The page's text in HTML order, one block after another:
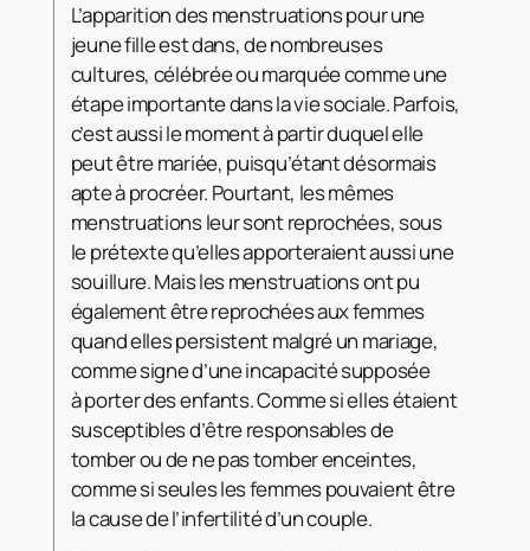
L’apparition des menstruations pour une
jeune fille est dans, de nombreuses
cultures, célébrée ou marquée comme une
étape importante dans la vie sociale. Parfois,
c’est aussi le moment à partir duquel elle
peut être mariée, puisqu’étant désormais
apte à procréer. Pourtant, les mêmes
menstruations leur sont reprochées, sous
le prétexte qu’elles apporteraient aussi une
souillure. Mais les menstruations ont pu
également être reprochées aux femmes
quand elles persistent malgré un mariage,
comme signe d’une incapacité supposée
à porter des enfants. Comme si elles étaient
susceptibles d’être responsables de
tomber ou de ne pas tomber enceintes,
comme si seules les femmes pouvaient être
la cause de l’infertilité d’un couple.